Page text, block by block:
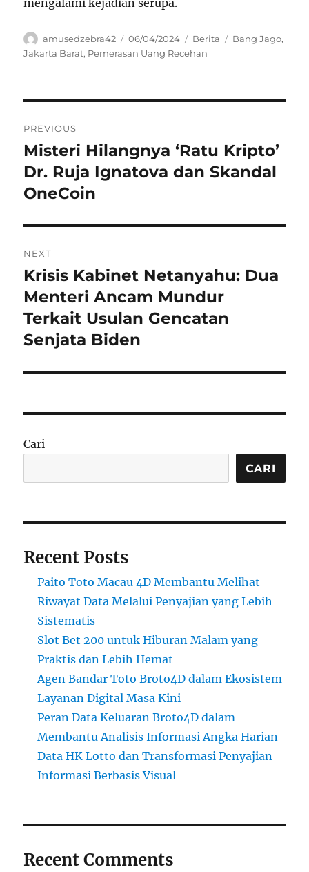
Author
amusedzebra42
Posted
on
06/04/2024 Categories
Berita Tags
Bang Jago,
Jakarta Barat, Pemerasan Uang Recehan
pos
PREVIOUS
Previous
post:
Misteri Hilangnya ‘Ratu Kripto’
Dr. Ruja Ignatova dan Skandal
OneCoin
NEXT
Next
post:
Krisis Kabinet Netanyahu: Dua
Menteri Ancam Mundur
Terkait Usulan Gencatan
Senjata Biden
Cari
CARI
Recent Posts
Paito Toto Macau 4D Membantu Melihat
Riwayat Data Melalui Penyajian yang Lebih
Sistematis
Slot Bet 200 untuk Hiburan Malam yang
Praktis dan Lebih Hemat
Agen Bandar Toto Broto4D dalam Ekosistem
Layanan Digital Masa Kini
Peran Data Keluaran Broto4D dalam
Membantu Analisis Informasi Angka Harian
Data HK Lotto dan Transformasi Penyajian
Informasi Berbasis Visual
Recent Comments